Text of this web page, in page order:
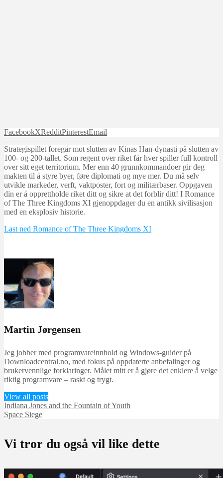
FacebookXRedditPinterestEmail
Strategispillet foregår mot slutten av Kinas Han-dynasti på slutten av
100- og 200-tallet. Som regent over riket får hver spiller full kontroll
over sitt eget territorium. Mer enn 40 grunnkommandoer gir deg
makten til å styre byer, føre diplomati og mye mer. Du må selv
utvikle markeder, verft, vaktposter, fort og militærbaser. Oppgaven
din er å opprettholde riket ditt og sikre at det forblir ditt! I Romance
of The Three Kingdoms XI gjenoppdager du en antikk sivilisasjon
med en eksplosiv historie.
Last ned Romance of The Three Kingdoms XI
Martin Jørgensen
Jeg jobber med programvareinnhold og Windows-guider på
Downloadcentral.no, med fokus på oppdaterte anbefalinger og
brukervennlige forklaringer. Målet mitt er å gjøre det enklere å velge
riktig programvare – raskt og trygt.
View all posts
Indiana Jones and the Fountain of Youth
Space Siege
Vi tror du også vil like dette